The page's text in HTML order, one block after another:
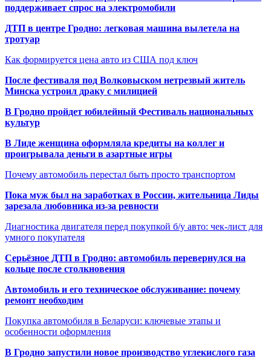
поддерживает спрос на электромобили
ДТП в центре Гродно: легковая машина вылетела на
тротуар
Как формируется цена авто из США под ключ
После фестиваля под Волковыском нетрезвый житель
Минска устроил драку с милицией
В Гродно пройдет юбилейный Фестиваль национальных
культур
В Лиде женщина оформляла кредиты на коллег и
проигрывала деньги в азартные игры
Почему автомобиль перестал быть просто транспортом
Пока муж был на заработках в России, жительница Лиды
зарезала любовника из-за ревности
Диагностика двигателя перед покупкой б/у авто: чек-лист для
умного покупателя
Серьёзное ДТП в Гродно: автомобиль перевернулся на
кольце после столкновения
Автомобиль и его техническое обслуживание: почему
ремонт необходим
Покупка автомобиля в Беларуси: ключевые этапы и
особенности оформления
В Гродно запустили новое производство углекислого газа